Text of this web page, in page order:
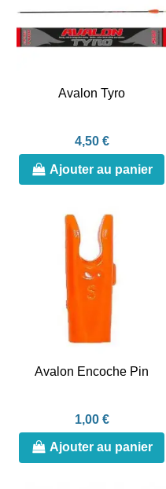
Avalon Tyro
4,50 €
Ajouter au panier
Avalon Encoche Pin
1,00 €
Ajouter au panier